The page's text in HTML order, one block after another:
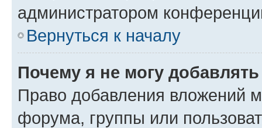
администратором
Вернуться к началу
Почему я не могу
Право добавления вложений
форума, группы или